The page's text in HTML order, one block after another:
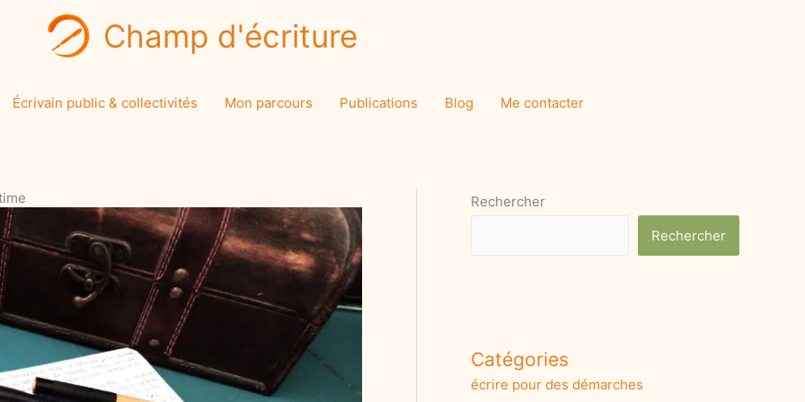
Champ d'écriture
Écrivain public & collectivités Mon parcours Publications Blog Me contacter
Rechercher
Rechercher
Catégories
écrire pour des démarches